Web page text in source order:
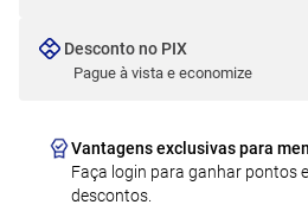
Desconto no PIX
Pague à vista e economize
Vantagens exclusivas para
Faça login para ganhar pontos
descontos.